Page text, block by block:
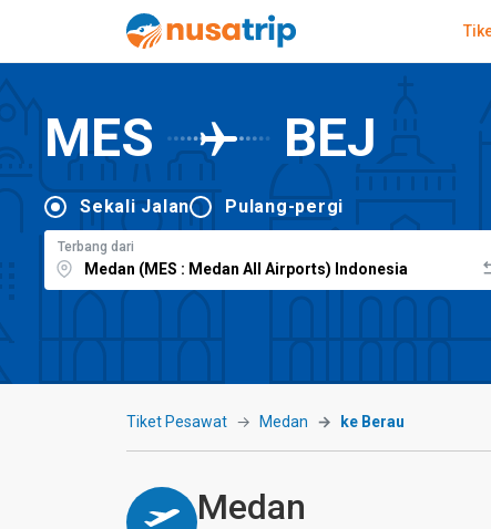
MES BEJ
Sekali Jalan Pulang-pergi
Terbang dari
Tiket Pesawat Medan ke Berau
Medan